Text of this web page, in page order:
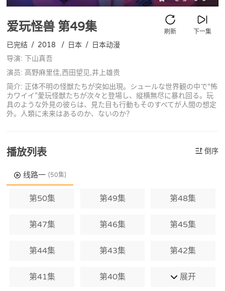
爱玩怪兽 第49集 下一集
刷新
已完结 / 2018 / 日本 / 日本动漫
导演: 下山真吾
演员: 高野麻里佳,西田望见,井上雄贵
简介: 正体不明の怪獣たちが突如出現。シュールな世界観の中で“怖
カワイイ”愛玩怪獣たちが次々と登場し、縦横無尽に暴れ回る。玩
具のような外見の彼らは、見た目も行動もそのすべてが人間の想定
外。人類に未来はあるのか、ないのか？
播放列表 倒序
线路一 (50集)
第50集 第49集 第48集
第47集 第46集 第45集
第44集 第43集 第42集
第41集 第40集 展开